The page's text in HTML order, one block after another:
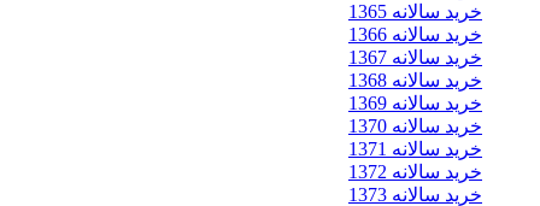
خرید سالانه 1365
خرید سالانه 1366
خرید سالانه 1367
خرید سالانه 1368
خرید سالانه 1369
خرید سالانه 1370
خرید سالانه 1371
خرید سالانه 1372
خرید سالانه 1373